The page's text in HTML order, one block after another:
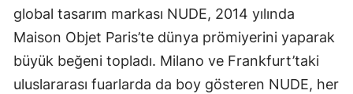
global tasarım markası NUDE, 2014 yılında
Maison Objet Paris’te dünya prömiyerini yaparak
büyük beğeni topladı. Milano ve Frankfurt’taki
uluslararası fuarlarda da boy gösteren NUDE, her